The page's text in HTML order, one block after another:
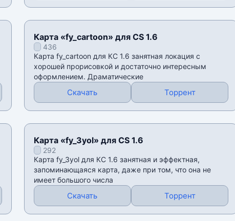
Карта «fy_cartoon» для CS 1.6
436
Карта fy_cartoon для КС 1.6 занятная локация с
хорошей прорисовкой и достаточно интересным
оформлением. Драматические
Скачать Торрент
Карта «fy_3yol» для CS 1.6
292
Карта fy_3yol для КС 1.6 занятная и эффектная,
запоминающаяся карта, даже при том, что она не
имеет большого числа
Скачать Торрент